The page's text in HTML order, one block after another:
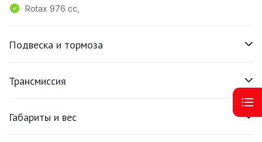
Rotax 976 cc,
Подвеска и тормоза
Трансмиссия
Габариты и вес